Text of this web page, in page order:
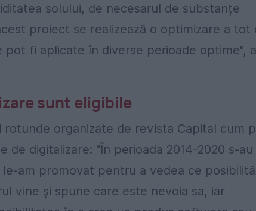
solului, de necesarul de substanțe
proiect se realizează o optimizare a tot
fi aplicate în diverse perioade optime", a
sunt eligibile
organizate de revista Capital cum
digitalizare: "În perioada 2014-2020 s-au
am promovat pentru a vedea ce
vine și spune care este nevoia sa, iar